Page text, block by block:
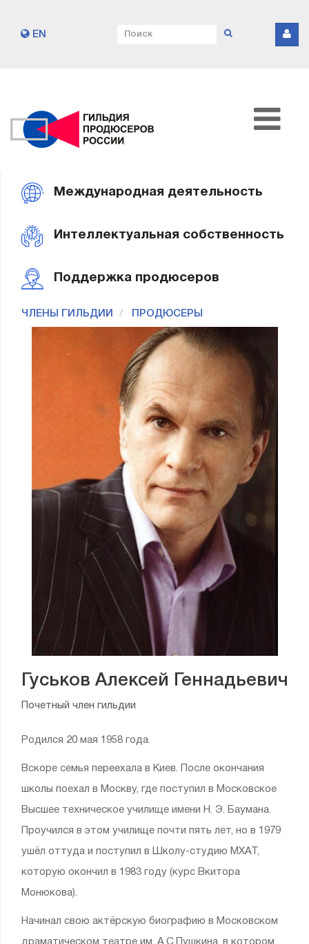
EN
Международная деятельность
Интеллектуальная собственность
Поддержка продюсеров
ЧЛЕНЫ ГИЛЬДИИ ПРОДЮСЕРЫ
Гуськов Алексей Геннадьевич
Почетный член гильдии
Родился 20 мая 1958 года.
Вскоре семья переехала в Киев. После окончания
школы поехал в Москву, где поступил в Московское
Высшее техническое училище имени Н. Э. Баумана.
Проучился в этом училище почти пять лет, но в 1979
ушёл оттуда и поступил в Школу-студию МХАТ,
которую окончил в 1983 году (курс Вкитора
Монюкова).
Начинал свою актёрскую биографию в Московском
драматическом театре им. А.С.Пушкина, в котором